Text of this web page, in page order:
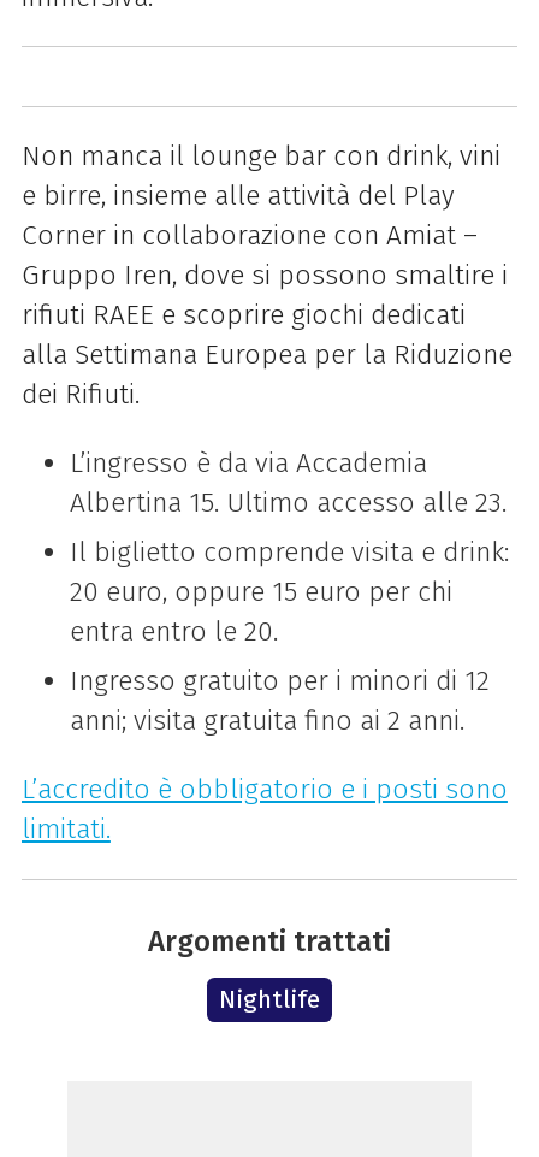
Non manca il lounge bar con drink, vini
e birre, insieme alle attività del Play
Corner in collaborazione con Amiat –
Gruppo Iren, dove si possono smaltire i
rifiuti RAEE e scoprire giochi dedicati
alla Settimana Europea per la Riduzione
dei Rifiuti.
L’ingresso è da via Accademia
Albertina 15. Ultimo accesso alle 23.
Il biglietto comprende visita e drink:
20 euro, oppure 15 euro per chi
entra entro le 20.
Ingresso gratuito per i minori di 12
anni; visita gratuita fino ai 2 anni.
L’accredito è obbligatorio e i posti sono
limitati.
Argomenti trattati
Nightlife